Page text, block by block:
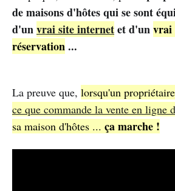
de maisons d'hôtes qui se sont
d'unvrai site internetet d'unvrai
réservation...
La preuve que, lorsqu'un
ce que commande la vente en ligne
sa maison d'hôtes ... ça marche !